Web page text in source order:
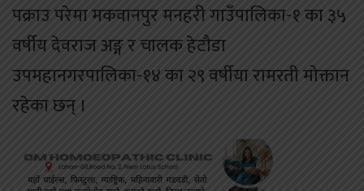
पक्राउ परेमा मकवानपुर मनहरी गाउँपालिका-१ का ३५
वर्षीय देवराज अङ्ग र चालक हेटौडा
उपमहानगरपालिका-१४ का २९ वर्षीया रामरती मोक्तान
रहेका छन् ।